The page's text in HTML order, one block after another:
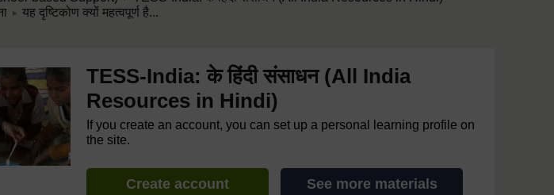
► यह दृष्टिकोण क्यों महत्वपूर्ण है...
TESS-India: के हिंदी संसाधन (All India
Resources in Hindi)
If you create an account, you can set up a personal learning profile on
the site.
Create account See more materials